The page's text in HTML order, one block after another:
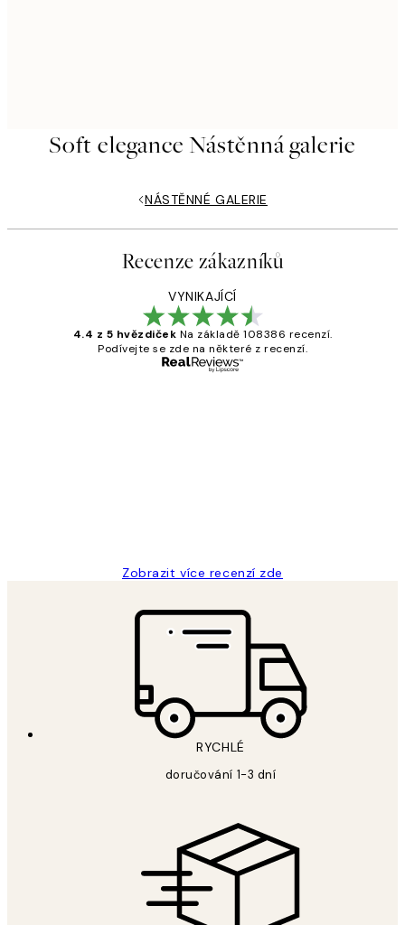
Soft elegance Nástěnná galerie
NÁSTĚNNÉ GALERIE
Recenze zákazníků
VYNIKAJÍCÍ
4.4 z 5 hvězdiček Na základě 108386 recenzí.
Podívejte se zde na některé z recenzí.
Zobrazit více recenzí zde
RYCHLÉ
doručování 1-3 dní